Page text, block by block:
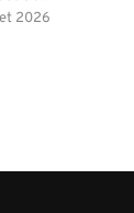
2026